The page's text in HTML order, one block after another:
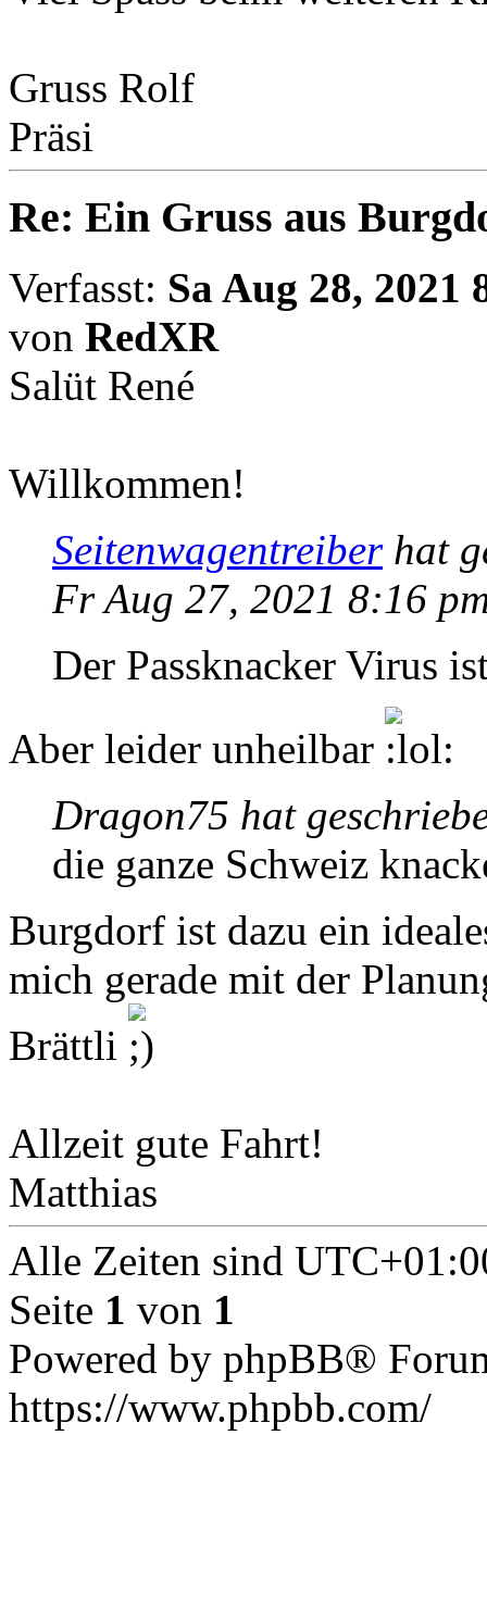
Gruss Rolf
Präsi
Re: Ein Gruss aus
Verfasst: Sa Aug 28, 2021
von RedXR
Salüt René
Willkommen!
Seitenwagentreiberhat
Fr Aug 27, 2021 8:16
Der Passknacker Virus
Aber leider unheilbar
Dragon75 hat
die ganze Schweiz
Burgdorf ist dazu ein
mich gerade mit der
Brättli
Allzeit gute Fahrt!
Matthias
Alle Zeiten sind
Seite 1 von 1
Powered by phpBB®
https://www.phpbb.com/